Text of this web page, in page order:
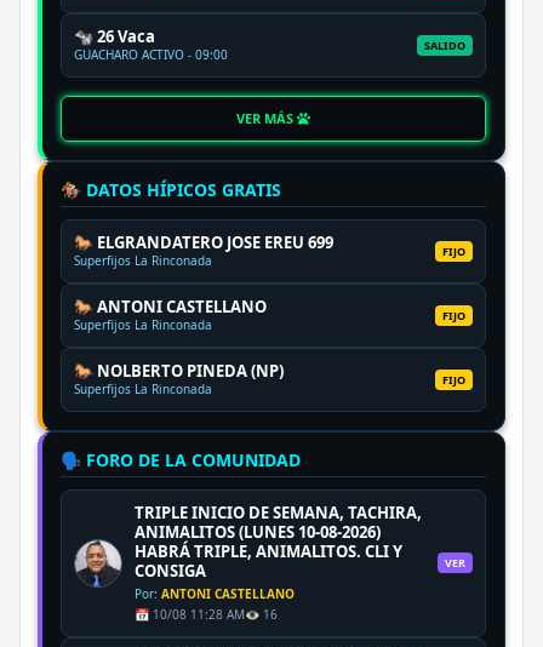
🐄 26 Vaca
GUACHARO ACTIVO - 09:00
SALIDO
VER MÁS
🏇 DATOS HÍPICOS GRATIS
🐎 ELGRANDATERO JOSE EREU 699
Superfijos La Rinconada
FIJO
🐎 ANTONI CASTELLANO
Superfijos La Rinconada
FIJO
🐎 NOLBERTO PINEDA (NP)
Superfijos La Rinconada
FIJO
🗣️ FORO DE LA COMUNIDAD
TRIPLE INICIO DE SEMANA, TACHIRA,
ANIMALITOS (LUNES 10-08-2026)
HABRÁ TRIPLE, ANIMALITOS. CLI Y
CONSIGA
Por: ANTONI CASTELLANO
📅 10/08 11:28 AM👁️ 16
VER